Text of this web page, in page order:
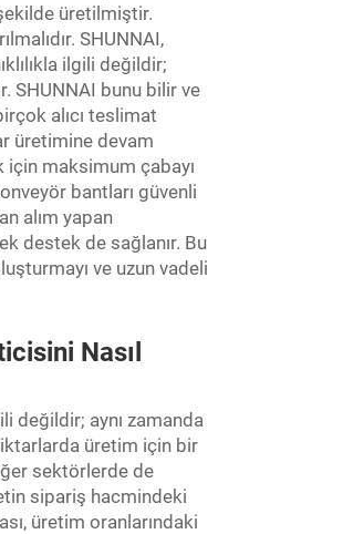
üretilmiştir.
SHUNNAI,
ilgili değildir;
SHUNNAI bunu bilir ve
alıcı teslimat
üretimine devam
maksimum çabayı
bantları güvenli
alım yapan
destek de sağlanır. Bu
ve uzun vadeli
Nasıl
değildir; aynı zamanda
üretim için bir
sektörlerde de
sipariş hacmindeki
üretim oranlarındaki